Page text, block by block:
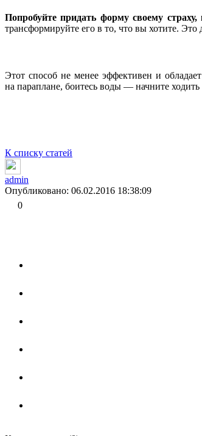
Попробуйте придать форму своему страху,
трансформируйте его в то, что вы хотите. Это
Этот способ не менее эффективен и
на параплане, боитесь воды — начните ходить
К списку статей
admin
Опубликовано: 06.02.2016 18:38:09
0